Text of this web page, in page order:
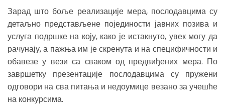
Зарад што боље реализације мера, послодавцима су
детаљно представљене појединости јавних позива и
услуга подршке на коју, како је истакнуто, увек могу да
рачунају, а пажња им је скренута и на специфичности и
обавезе у вези са сваком од предвиђених мера. По
завршетку презентације послодавцима су пружени
одговори на сва питања и недоумице везано за учешће
на конкурсима.